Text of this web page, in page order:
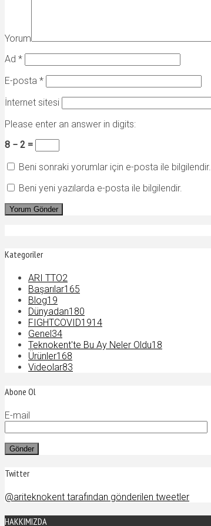
Yorum
Ad *
E-posta *
İnternet sitesi
Please enter an answer in digits:
8 − 2 =
Beni sonraki yorumlar için e-posta ile bilgilendir.
Beni yeni yazılarda e-posta ile bilgilendir.
Kategoriler
ARI TTO2
Başarılar165
Blog19
Dünyadan180
FIGHTCOVID1914
Genel 34
Teknokent'te Bu Ay Neler Oldu18
Ürünler168
Videolar83
Abone Ol
E-mail
Twitter
@ariteknokent tarafından gönderilen tweetler
HAKKIMIZDA